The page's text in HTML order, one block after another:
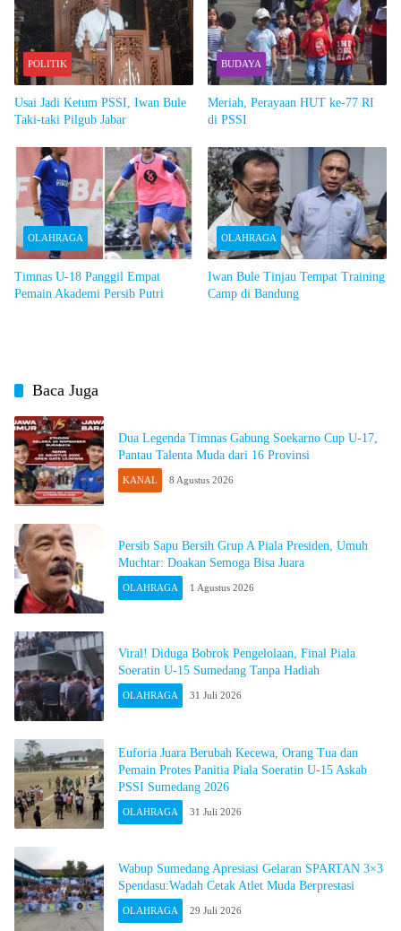
POLITIK
Usai Jadi Ketum PSSI, Iwan Bule
Taki-taki Pilgub Jabar
BUDAYA
Meriah, Perayaan HUT ke-77 RI
di PSSI
OLAHRAGA
Timnas U-18 Panggil Empat
Pemain Akademi Persib Putri
OLAHRAGA
Iwan Bule Tinjau Tempat Training
Camp di Bandung
Baca Juga
Dua Legenda Timnas Gabung Soekarno Cup U-17,
Pantau Talenta Muda dari 16 Provinsi
KANAL 8 Agustus 2026
Persib Sapu Bersih Grup A Piala Presiden, Umuh
Muchtar: Doakan Semoga Bisa Juara
OLAHRAGA 1 Agustus 2026
Viral! Diduga Bobrok Pengelolaan, Final Piala
Soeratin U-15 Sumedang Tanpa Hadiah
OLAHRAGA 31 Juli 2026
Euforia Juara Berubah Kecewa, Orang Tua dan
Pemain Protes Panitia Piala Soeratin U-15 Askab
PSSI Sumedang 2026
OLAHRAGA 31 Juli 2026
Wabup Sumedang Apresiasi Gelaran SPARTAN 3×3
Spendasu:Wadah Cetak Atlet Muda Berprestasi
OLAHRAGA 29 Juli 2026